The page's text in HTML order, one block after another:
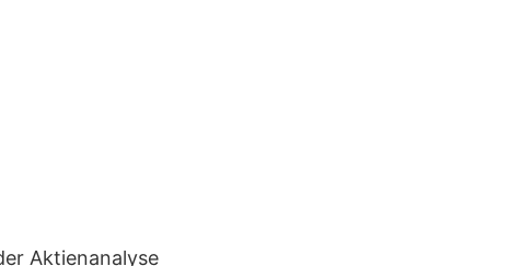
Aktienanalyse